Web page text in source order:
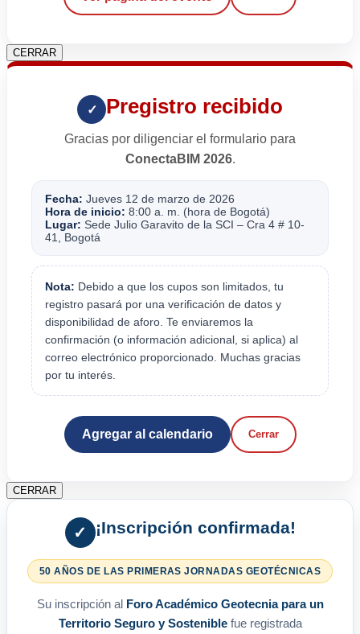
CERRAR
✓ Pregistro recibido
Gracias por diligenciar el formulario para
ConectaBIM 2026.
Fecha: Jueves 12 de marzo de 2026
Hora de inicio: 8:00 a. m. (hora de Bogotá)
Lugar: Sede Julio Garavito de la SCI – Cra 4 # 10-
41, Bogotá
Nota: Debido a que los cupos son limitados, tu
registro pasará por una verificación de datos y
disponibilidad de aforo. Te enviaremos la
confirmación (o información adicional, si aplica) al
correo electrónico proporcionado. Muchas gracias
por tu interés.
Agregar al calendario Cerrar
CERRAR
✓ ¡Inscripción confirmada!
50 AÑOS DE LAS PRIMERAS JORNADAS GEOTÉCNICAS
Su inscripción al Foro Académico Geotecnia para un
Territorio Seguro y Sosteniblefue registrada